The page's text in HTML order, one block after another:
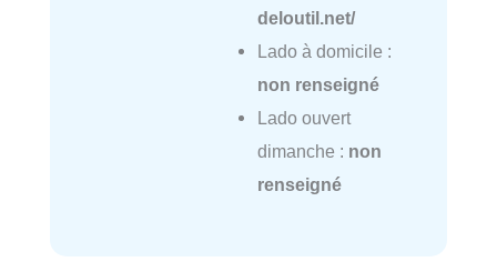
deloutil.net/
Lado à domicile :
non renseigné
Lado ouvert
dimanche : non
renseigné